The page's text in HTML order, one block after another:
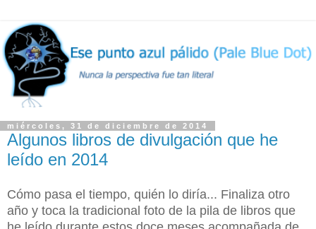
miércoles, 31 de diciembre de 2014
Algunos libros de divulgación que he
leído en 2014
Cómo pasa el tiempo, quién lo diría... Finaliza otro
año y toca la tradicional foto de la pila de libros que